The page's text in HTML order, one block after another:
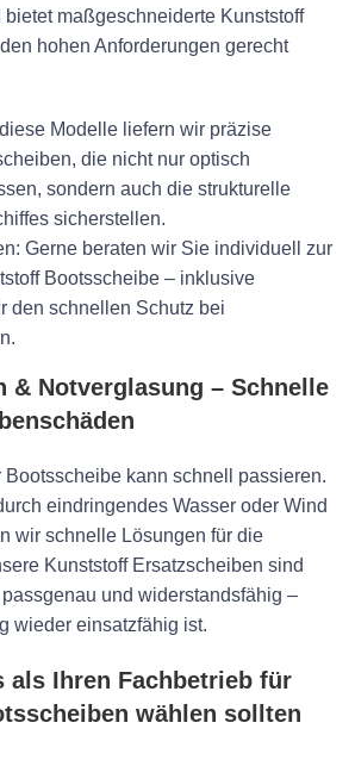
maßgeschneiderte Kunststoff
hohen Anforderungen gerecht
Modelle liefern wir präzise
die nicht nur optisch
sondern auch die strukturelle
sicherstellen.
Gerne beraten wir Sie individuell zur
Bootsscheibe – inklusive
den schnellen Schutz bei
& Notverglasung – Schnelle
Bootsscheibe kann schnell passieren.
eindringendes Wasser oder Wind
wir schnelle Lösungen für die
Kunststoff Ersatzscheiben sind
und widerstandsfähig –
wieder einsatzfähig ist.
als Ihren Fachbetrieb für
wählen sollten